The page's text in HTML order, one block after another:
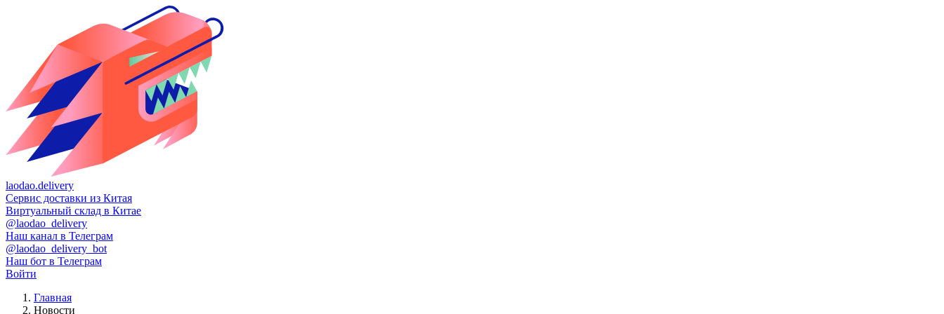
laodao.delivery
Сервис доставки из Китая
Виртуальный склад в Китае
@laodao_delivery
Наш канал в Телеграм
@laodao_delivery_bot
Наш бот в Телеграм
Войти
Главная
Новости